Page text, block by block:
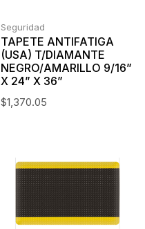
Seguridad
TAPETE ANTIFATIGA
(USA) T/DIAMANTE
NEGRO/AMARILLO 9/16”
X 24” X 36”
$1,370.05